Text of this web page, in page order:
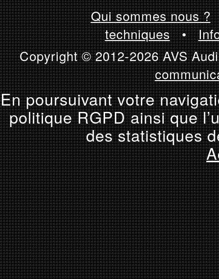
Qui sommes nous ?
techniques•
Copyright © 2012-2026 AVS
En poursuivant votre
politique RGPD ainsi que
des statistiques